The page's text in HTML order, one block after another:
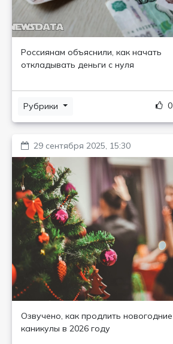
Россиянам объяснили, как начать
откладывать деньги с нуля
Рубрики 0
29 сентября 2025, 15:30
Озвучено, как продлить новогодние
каникулы в 2026 году